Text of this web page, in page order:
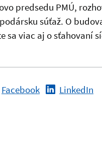
predsedu PMÚ,
súťaž. O
sa viac aj o sťahovaní
Facebook LinkedIn